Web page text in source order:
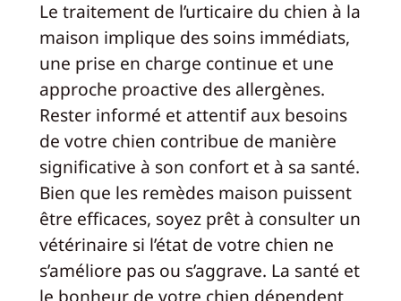
Le traitement de l’urticaire du chien à la
maison implique des soins immédiats,
une prise en charge continue et une
approche proactive des allergènes.
Rester informé et attentif aux besoins
de votre chien contribue de manière
significative à son confort et à sa santé.
Bien que les remèdes maison puissent
être efficaces, soyez prêt à consulter un
vétérinaire si l’état de votre chien ne
s’améliore pas ou s’aggrave. La santé et
le bonheur de votre chien dépendent